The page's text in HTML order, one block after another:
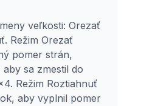
veľkosti: Orezať
Režim Orezať
pomer strán,
sa zmestil do
Režim Roztiahnuť
aby vyplnil pomer